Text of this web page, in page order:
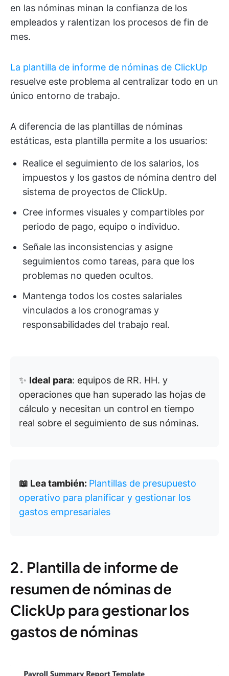
en las nóminas minan la confianza de los
empleados y ralentizan los procesos de fin de
mes.
La plantilla de informe de nóminas de ClickUp
resuelve este problema al centralizar todo en un
único entorno de trabajo.
A diferencia de las plantillas de nóminas
estáticas, esta plantilla permite a los usuarios:
Realice el seguimiento de los salarios, los
impuestos y los gastos de nómina dentro del
sistema de proyectos de ClickUp.
Cree informes visuales y compartibles por
periodo de pago, equipo o individuo.
Señale las inconsistencias y asigne
seguimientos como tareas, para que los
problemas no queden ocultos.
Mantenga todos los costes salariales
vinculados a los cronogramas y
responsabilidades del trabajo real.
✨ Ideal para: equipos de RR. HH. y
operaciones que han superado las hojas de
cálculo y necesitan un control en tiempo
real sobre el seguimiento de sus nóminas.
📖 Lea también: Plantillas de presupuesto
operativo para planificar y gestionar los
gastos empresariales
2. Plantilla de informe de
resumen de nóminas de
ClickUp para gestionar los
gastos de nóminas